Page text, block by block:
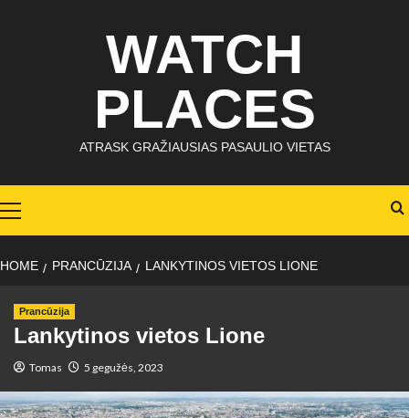
WATCH
PLACES
ATRASK GRAŽIAUSIAS PASAULIO VIETAS
Menu
HOME PRANCŪZIJA LANKYTINOS VIETOS LIONE
Prancūzija
Lankytinos vietos Lione
Tomas 5 gegužės, 2023